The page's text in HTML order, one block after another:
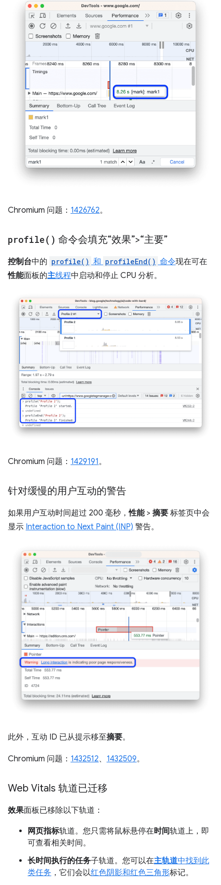
Chromium 问题： 1426762。
profile( ) 命令会填充“效果”>“主要”
控制台中的 profile() 和 profileEnd() 命令现在可在
性能面板的主线程中启动和停止 CPU 分析。
Chromium 问题： 1429191。
针对缓慢的用户互动的警告
如果用户互动时间超过 200 毫秒，性能> 摘要 标签页中会
显示 Interaction to Next Paint (INP) 警告。
此外，互动 ID 已从提示移至摘要。
Chromium 问题： 1432512、 1432509。
Web Vitals 轨道已迁移
效果面板已移除以下轨道：
网页指标轨道。您只需将鼠标悬停在时间轨道上，即
可查看相关时间。
长时间执行的任务子轨道。您可以在主轨道中找到此
类任务 ，它们会以红色阴影和红色三角形标记。